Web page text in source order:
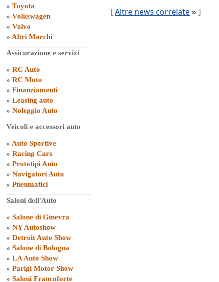
» Toyota
» Volkswagen
» Volvo
» Altri Marchi
Assicurazione e servizi
» RC Auto
» RC Moto
» Finanziamenti
» Leasing auto
» Noleggio Auto
Veicoli e accessori auto
» Auto Sportive
» Racing Cars
» Prototipi Auto
» Navigatori Auto
» Pneumatici
Saloni dell'Auto
» Salone di Ginevra
» NY Autoshow
» Detroit Auto Show
» Salone di Bologna
» LA Auto Show
» Parigi Motor Show
» Saloni Francoforte
[Altre news correlate » ]